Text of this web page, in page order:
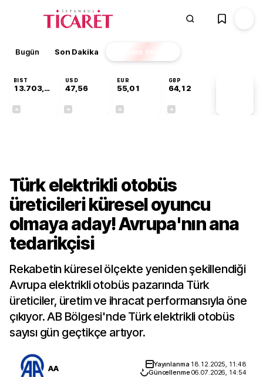
Bugün Son Dakika Finans EKSTRA
BIST
13.703,13
USD
47,56
EUR
55,01
GBP
64,12
Türk elektrikli otobüs
üreticileri küresel oyuncu
olmaya aday! Avrupa'nın ana
tedarikçisi
Rekabetin küresel ölçekte yeniden şekillendiği
Avrupa elektrikli otobüs pazarında Türk
üreticiler, üretim ve ihracat performansıyla öne
çıkıyor. AB Bölgesi'nde Türk elektrikli otobüs
sayısı gün geçtikçe artıyor.
AA Yayınlanma 18.12.2025, 11:48
Güncellenme06.07.2026, 14:54